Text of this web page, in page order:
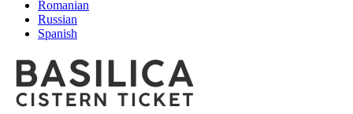
Romanian
Russian
Spanish